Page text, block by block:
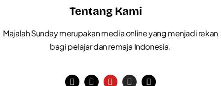
Tentang Kami
Majalah Sunday merupakan media online yang menjadi rekan
bagi pelajar dan remaja Indonesia.